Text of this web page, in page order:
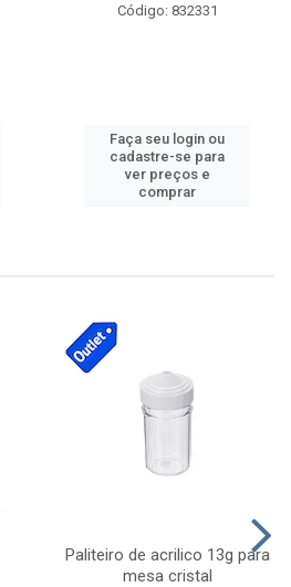
Código: 832331
Faça seu login ou
cadastre-se para
ver preços e
comprar
Paliteiro de acrilico 13g para
mesa cristal